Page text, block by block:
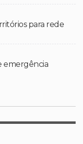
para rede
emergência